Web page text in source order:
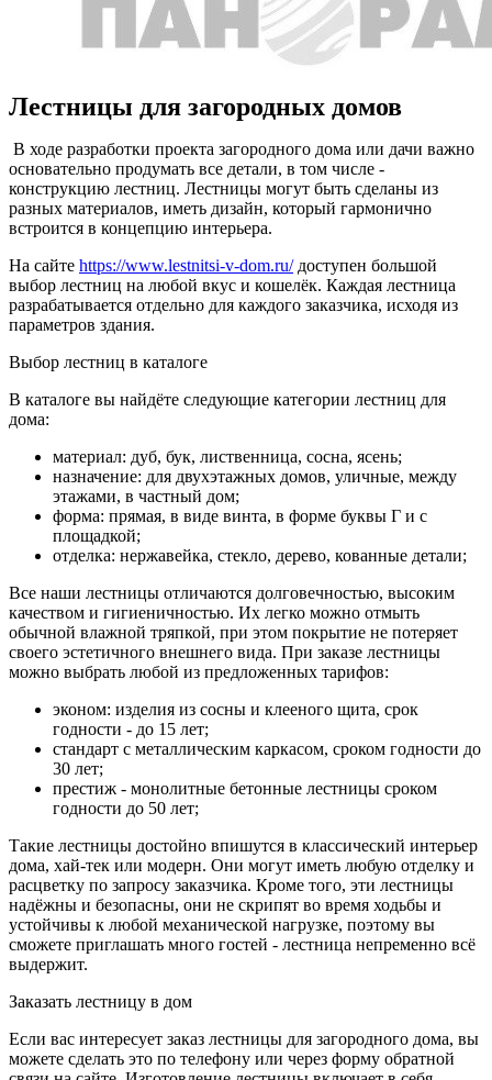
Лестницы для загородных домов
В ходе разработки проекта загородного дома или дачи важно
основательно продумать все детали, в том числе -
конструкцию лестниц. Лестницы могут быть сделаны из
разных материалов, иметь дизайн, который гармонично
встроится в концепцию интерьера.
На сайте https://www.lestnitsi-v-dom.ru/доступен большой
выбор лестниц на любой вкус и кошелёк. Каждая лестница
разрабатывается отдельно для каждого заказчика, исходя из
параметров здания.
Выбор лестниц в каталоге
В каталоге вы найдёте следующие категории лестниц для
дома:
материал: дуб, бук, лиственница, сосна, ясень;
назначение: для двухэтажных домов, уличные, между
этажами, в частный дом;
форма: прямая, в виде винта, в форме буквы Г и с
площадкой;
отделка: нержавейка, стекло, дерево, кованные детали;
Все наши лестницы отличаются долговечностью, высоким
качеством и гигиеничностью. Их легко можно отмыть
обычной влажной тряпкой, при этом покрытие не потеряет
своего эстетичного внешнего вида. При заказе лестницы
можно выбрать любой из предложенных тарифов:
эконом: изделия из сосны и клееного щита, срок
годности - до 15 лет;
стандарт с металлическим каркасом, сроком годности до
30 лет;
престиж - монолитные бетонные лестницы сроком
годности до 50 лет;
Такие лестницы достойно впишутся в классический интерьер
дома, хай-тек или модерн. Они могут иметь любую отделку и
расцветку по запросу заказчика. Кроме того, эти лестницы
надёжны и безопасны, они не скрипят во время ходьбы и
устойчивы к любой механической нагрузке, поэтому вы
сможете приглашать много гостей - лестница непременно всё
выдержит.
Заказать лестницу в дом
Если вас интересует заказ лестницы для загородного дома, вы
можете сделать это по телефону или через форму обратной